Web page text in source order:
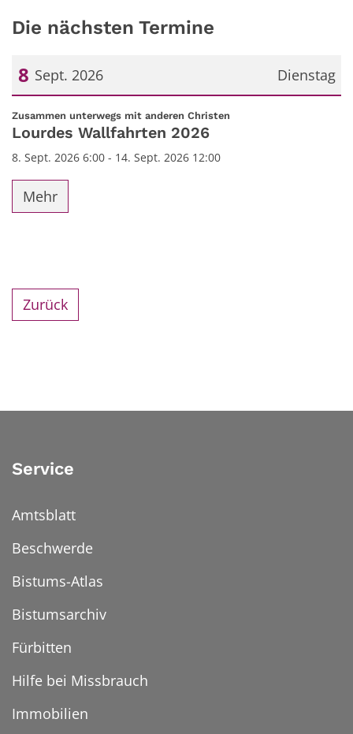
Die nächsten Termine
Dienstag
8 Sept. 2026
Datum: 8. September 2026
Zusammen unterwegs mit anderen Christen
Lourdes Wallfahrten 2026
8. Sept. 2026 6:00 - 14. Sept. 2026 12:00
Mehr
Zurück
Service
Amtsblatt
Beschwerde
Bistums-Atlas
Bistumsarchiv
Fürbitten
Hilfe bei Missbrauch
Immobilien